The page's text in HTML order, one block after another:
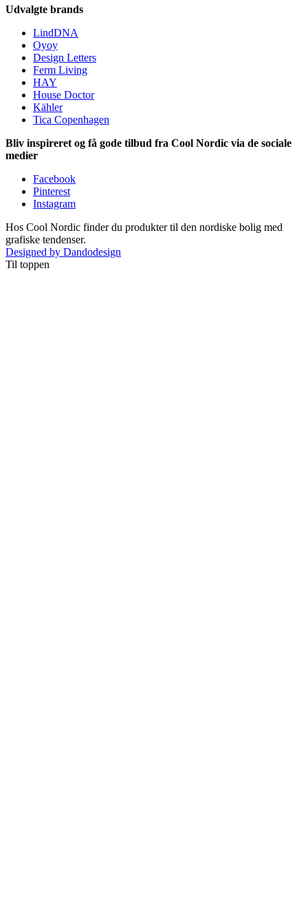
Udvalgte brands
LindDNA
Oyoy
Design Letters
Ferm Living
HAY
House Doctor
Kähler
Tica Copenhagen
Bliv inspireret og få gode tilbud fra Cool Nordic via de sociale
medier
Facebook
Pinterest
Instagram
Hos Cool Nordic finder du produkter til den nordiske bolig med
grafiske tendenser.
Designed by Dandodesign
Til toppen